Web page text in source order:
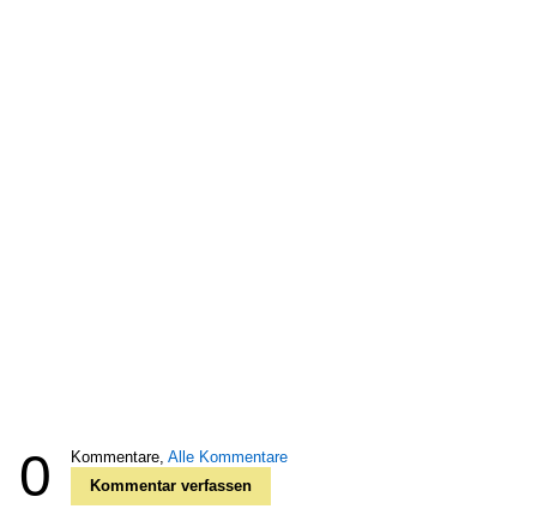
0 Kommentare, Alle Kommentare
Kommentar verfassen